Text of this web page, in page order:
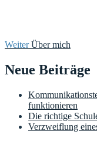
Weiter Über mich
Neue Beiträge
funktionieren
Die richtige
Verzweiflung